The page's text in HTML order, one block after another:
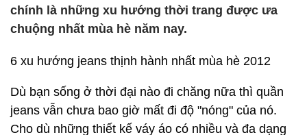
chính là những xu hướng thời trang được ưa
chuộng nhất mùa hè năm nay.
6 xu hướng jeans thịnh hành nhất mùa hè 2012
Dù bạn sống ở thời đại nào đi chăng nữa thì quần
jeans vẫn chưa bao giờ mất đi độ "nóng" của nó.
Cho dù những thiết kế váy áo có nhiều và đa dạng